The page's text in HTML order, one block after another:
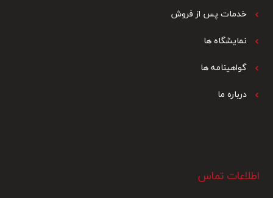
خدمات پس از فروش
نمایشگاه ها
گواهینامه ها
درباره ما
اطلاعات تماس